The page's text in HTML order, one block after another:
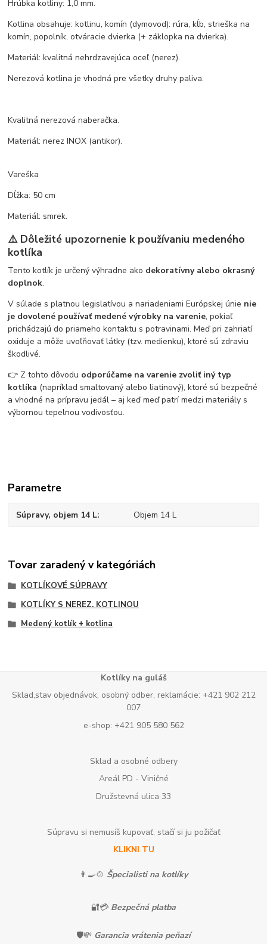
Hrúbka kotliny: 1,0 mm.
Kotlina obsahuje: kotlinu, komín (dymovod): rúra, kĺb, strieška na
komín, popolník, otváracie dvierka (+ záklopka na dvierka).
Materiál: kvalitná nehrdzavejúca oceľ (nerez).
Nerezová kotlina je vhodná pre všetky druhy paliva.
Kvalitná nerezová naberačka.
Materiál: nerez INOX (antikor).
Vareška
Dĺžka: 50 cm
Materiál: smrek.
⚠️ Dôležité upozornenie k používaniu medeného
kotlíka
Tento kotlík je určený výhradne ako dekoratívny alebo okrasný
doplnok.
V súlade s platnou legislatívou a nariadeniami Európskej únie nie
je dovolené používať medené výrobky na varenie, pokiaľ
prichádzajú do priameho kontaktu s potravinami. Meď pri zahriatí
oxiduje a môže uvoľňovať látky (tzv. medienku), ktoré sú zdraviu
škodlivé.
👉 Z tohto dôvodu odporúčame na varenie zvoliť iný typ
kotlíka (napríklad smaltovaný alebo liatinový), ktoré sú bezpečné
a vhodné na prípravu jedál – aj keď meď patrí medzi materiály s
výbornou tepelnou vodivosťou.
Parametre
Súpravy, objem 14 L Objem 14 L
Tovar zaradený v kategóriách
KOTLÍKOVÉ SÚPRAVY
KOTLÍKY S NEREZ. KOTLINOU
Medený kotlík + kotlina
Kotlíky na guláš
Sklad,stav objednávok, osobný odber, reklamácie: +421 902 212
007
e-shop: +421 905 580 562
Sklad a osobné odbery
Areál PD - Viničné
Družstevná ulica 33
Súpravu si nemusíš kupovať, stačí si ju požičať
KLIKNI TU
👨‍🍳🍲 Špecialisti na kotlíky
🔐💳 Bezpečná platba
🛡️💸 Garancia vrátenia peňazí